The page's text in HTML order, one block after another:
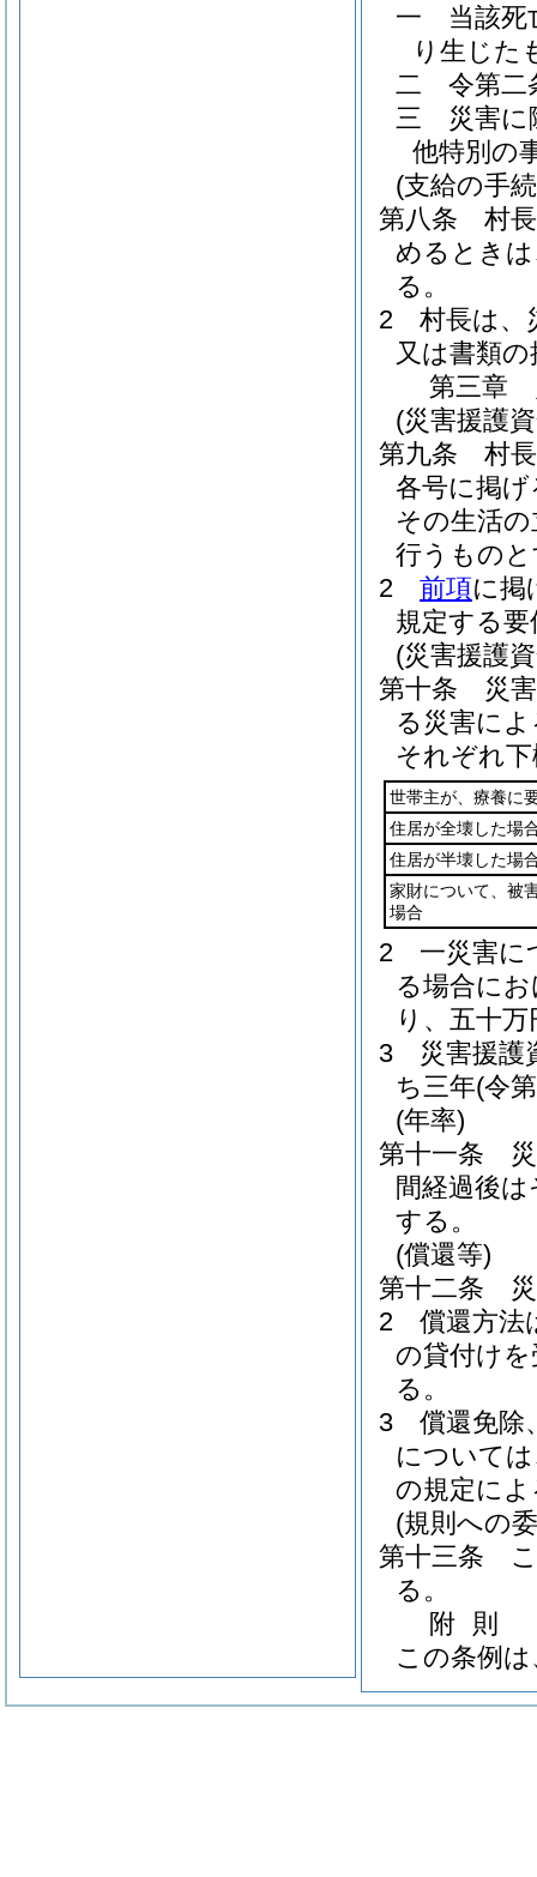
一
当該
り生じた
二
令第二
三
災害
他特別の
(支給の手
第八条
村
めるとき
る。
2
村長は、
又は書類
第三章
(災害援護
第九条
村
各号に掲
その生活
行うもの
2
前項に掲
規定する
(災害援護
第十条
災
る災害に
それぞれ
世帯主が、療養に
住居が全壊した場
住居が半壊した場
家財について、被
場合
2
一災害に
る場合に
り、五十
3
災害援護
ち三年(令
(年率)
第十一条
間経過後
する。
(償還等)
第十二条
2
償還方法
の貸付け
る。
3
償還免除
について
の規定に
(規則への
第十三条
る。
附 則
この条例